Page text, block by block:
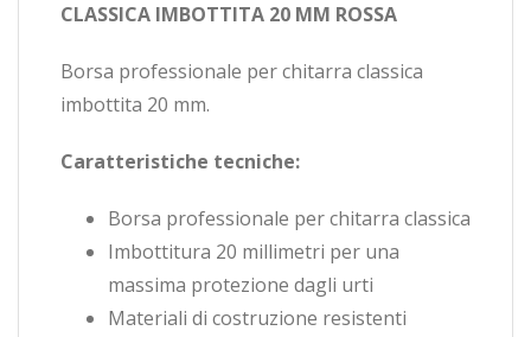
CLASSICA IMBOTTITA 20 MM ROSSA
Borsa professionale per chitarra classica
imbottita 20 mm.
Caratteristiche tecniche:
Borsa professionale per chitarra classica
Imbottitura 20 millimetri per una
massima protezione dagli urti
Materiali di costruzione resistenti